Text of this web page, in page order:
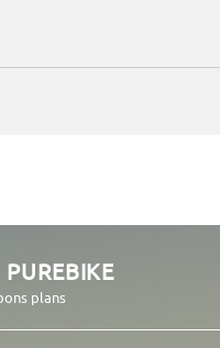
PUREBIKE
plans